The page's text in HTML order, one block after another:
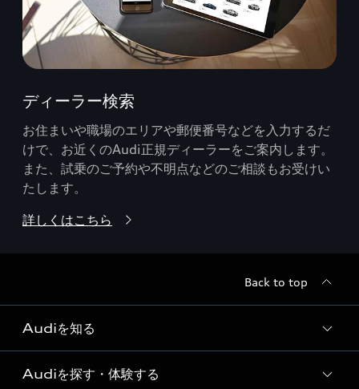
ディーラー検索
お住まいや職場のエリアや郵便番号などを入力するだ
けで、お近くのAudi正規ディーラーをご案内します。
また、試乗のご予約や不明点などのご相談もお受けい
たします。
詳しくはこちら
Back to top
Audiを知る
Audi ブランド
Audiを探す・体験する